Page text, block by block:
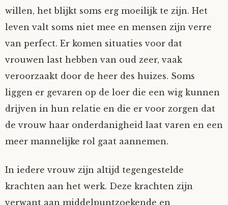
willen, het blijkt soms erg moeilijk te zijn. Het
leven valt soms niet mee en mensen zijn verre
van perfect. Er komen situaties voor dat
vrouwen last hebben van oud zeer, vaak
veroorzaakt door de heer des huizes. Soms
liggen er gevaren op de loer die een wig kunnen
drijven in hun relatie en die er voor zorgen dat
de vrouw haar onderdanigheid laat varen en een
meer mannelijke rol gaat aannemen.
In iedere vrouw zijn altijd tegengestelde
krachten aan het werk. Deze krachten zijn
verwant aan middelpuntzoekende en